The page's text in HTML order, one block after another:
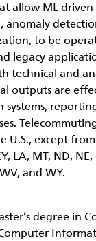
allow ML driven
anomaly
to be
legacy
technical and
outputs are
U.S., except from
LA, MT, ND,
and WY.
degree in